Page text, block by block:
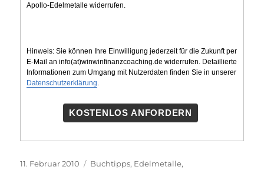
Apollo-Edelmetalle widerrufen.
Hinweis: Sie können Ihre Einwilligung jederzeit für die Zukunft per
E-Mail an info(at)winwinfinanzcoaching.de widerrufen. Detaillierte
Informationen zum Umgang mit Nutzerdaten finden Sie in unserer
Datenschutzerklärung.
KOSTENLOS ANFORDERN
Veröffentlicht
11. Februar 2010 Kategorien
Buchtipps, Edelmetalle,